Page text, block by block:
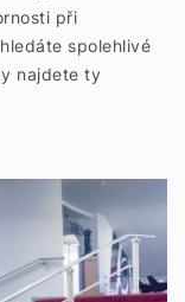
při
spolehlivé
najdete ty